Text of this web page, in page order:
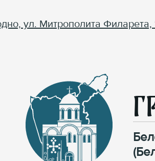
ул. Митрополита Филарета,